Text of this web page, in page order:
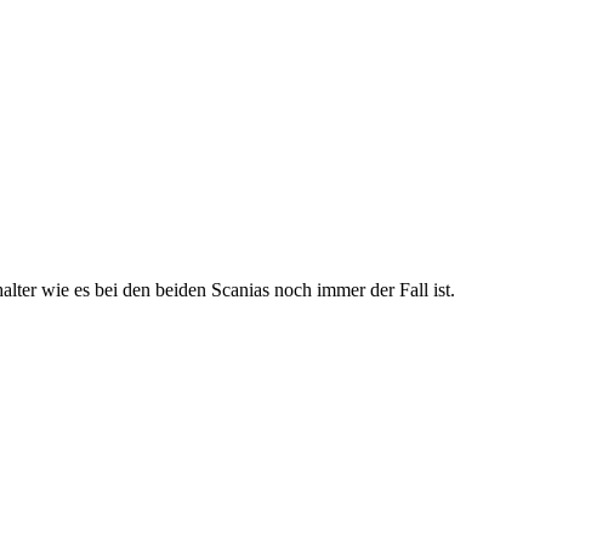
wie es bei den beiden Scanias noch immer der Fall ist.